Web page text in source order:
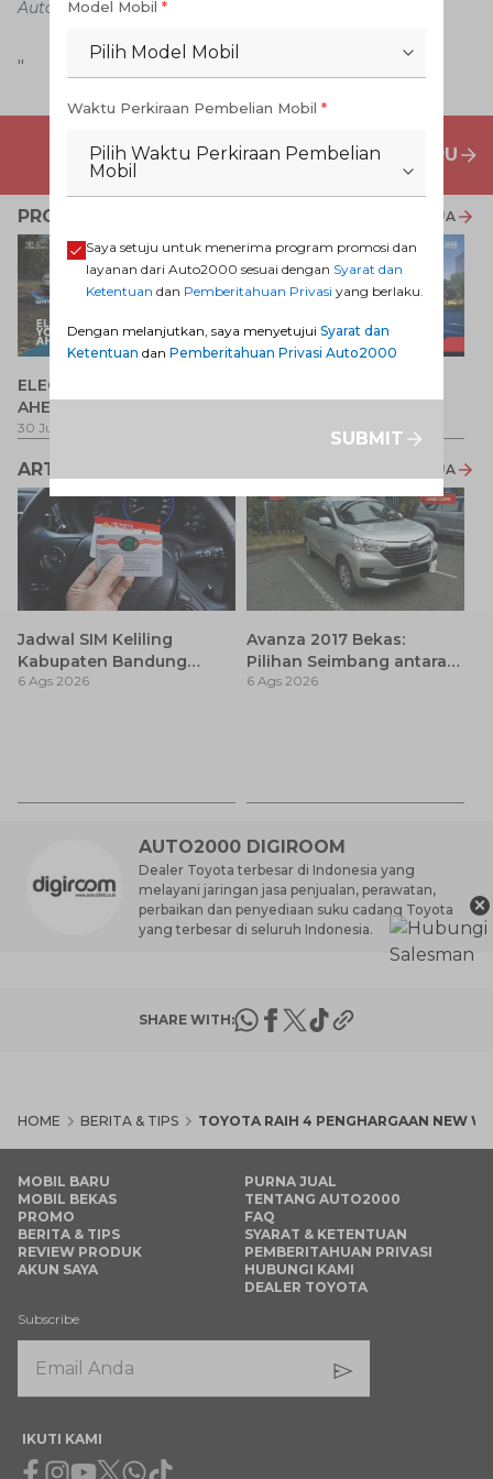
Auto2000
"
PENAWARAN MOBIL BARU
PROMO TERKAIT LIHAT SEMUA
ELECTRIFY YOUR PATH
AHEAD
30 Jul 2026 31 Ags 2026
ARTIKEL LAINNYA LIHAT SEMUA
Jadwal SIM Keliling
Kabupaten Bandung
Terbaru 2026 dan
6 Ags 2026
Avanza 2017 Bekas:
Pilihan Seimbang antara
Harga dan Fitur Modern
6 Ags 2026
AUTO2000 DIGIROOM
Dealer Toyota terbesar di Indonesia yang
melayani jaringan jasa penjualan, perawatan,
perbaikan dan penyediaan suku cadang Toyota
yang terbesar di seluruh Indonesia.
SHARE WITH:
HOME BERITA & TIPS TOYOTA RAIH 4 PENGHARGAAN NEW
×
MOBIL BARU
MOBIL BEKAS
PROMO
BERITA & TIPS
REVIEW PRODUK
AKUN SAYA
PURNA JUAL
TENTANG AUTO2000
FAQ
SYARAT & KETENTUAN
PEMBERITAHUAN PRIVASI
HUBUNGI KAMI
DEALER TOYOTA
Subscribe
IKUTI KAMI
Facebook
Instagram
Youtube
X Whatsapp
Tiktok
Model Mobil *
Pilih Model Mobil
Waktu Perkiraan Pembelian Mobil *
Pilih Waktu Perkiraan Pembelian
Mobil
Saya setuju untuk menerima program promosi dan
layanan dari Auto2000 sesuai dengan Syarat dan
Ketentuan dan Pemberitahuan Privasi yang berlaku.
Dengan melanjutkan, saya menyetujui Syarat dan
Ketentuan dan Pemberitahuan Privasi Auto2000
SUBMIT